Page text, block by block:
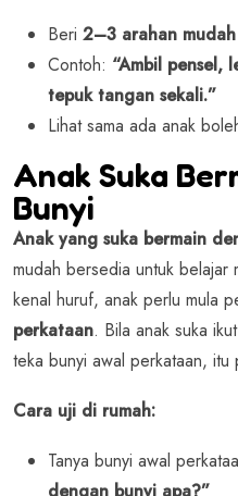
Beri 2–3 arahan mudah
Contoh: “Ambil pensel,
tepuk tangan sekali.”
Lihat sama ada anak
Anak Suka
Bunyi
Anak yang suka bermain
mudah bersedia untuk belajar
kenal huruf, anak perlu mula
perkataan. Bila anak suka
teka bunyi awal perkataan, itu
Cara uji di rumah:
Tanya bunyi awal
dengan bunyi apa?”